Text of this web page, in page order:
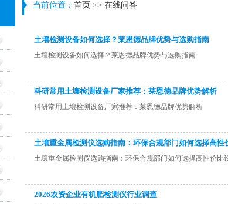
当前位置： 首页 >> 在线问答
土壤检测设备如何选择？莱恩德品牌优势与选购指南
土壤检测设备如何选择？莱恩德品牌优势与选购指南
科研常用土壤检测设备厂家推荐：莱恩德品牌优势解析
科研常用土壤检测设备厂家推荐：莱恩德品牌优势解析
土壤重金属检测仪选购指南：环保合规部门如何选择高性
土壤重金属检测仪选购指南：环保合规部门如何选择高性价比
2026农资企业有机肥检测仪行业调查